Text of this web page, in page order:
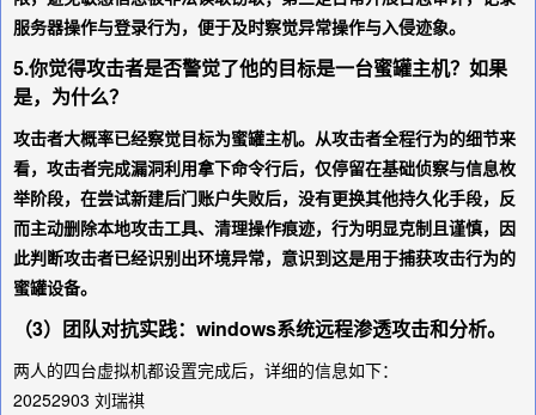
服务器操作与登录行为，便于及时察觉异常操作与入侵迹象。
5.你觉得攻击者是否警觉了他的目标是一台蜜罐主机？如果
是，为什么？
攻击者大概率已经察觉目标为蜜罐主机。从攻击者全程行为的细节来
看，攻击者完成漏洞利用拿下命令行后，仅停留在基础侦察与信息枚
举阶段，在尝试新建后门账户失败后，没有更换其他持久化手段，反
而主动删除本地攻击工具、清理操作痕迹，行为明显克制且谨慎，因
此判断攻击者已经识别出环境异常，意识到这是用于捕获攻击行为的
蜜罐设备。
（3）团队对抗实践：windows系统远程渗透攻击和分析。
两人的四台虚拟机都设置完成后，详细的信息如下：
20252903 刘瑞祺